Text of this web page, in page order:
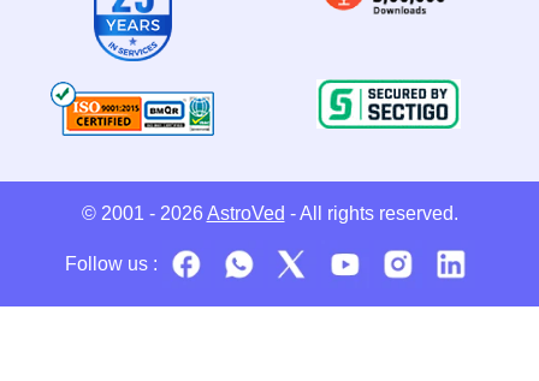
© 2001 - 2026 AstroVed - All rights reserved.
Follow us :